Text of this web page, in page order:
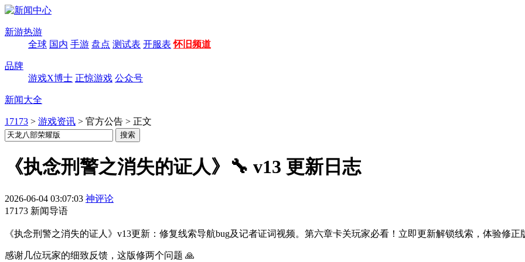
新游热游
全球 国内 手游 盘点 测试表 开服表 怀旧频道
品牌
游戏X博士 正惊游戏 公众号
新闻大全
17173 > 游戏资讯 > 官方公告 > 正文
《执念刑警之消失的证人》🔧 v13 更新日志
2026-06-04 03:07:03 神评论
17173 新闻导语
《执念刑警之消失的证人》v13更新：修复线索导航bug及记者证词视频。第六章卡关玩家必看！立即更新解锁线索，体验修正
感谢几位玩家的细致反馈，这版修两个问题 🙏